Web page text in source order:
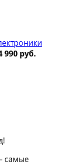
990 руб.
самые